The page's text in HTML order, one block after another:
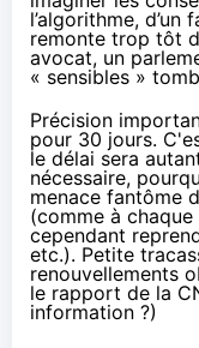
l’algorithme,
remonte trop tôt
avocat, un
« sensibles »
Précision
pour 30 jours.
le délai sera
nécessaire,
menace fantôme
(comme à
cependant
etc.). Petite
renouvellements
le rapport de la
information ?)